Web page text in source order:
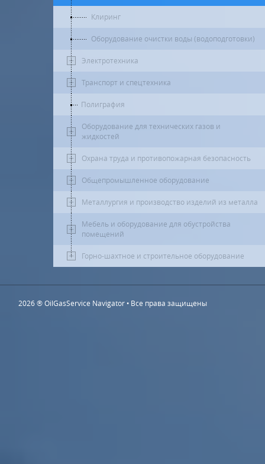
Клиринг
Оборудование очистки воды (водоподготовки)
Электротехника
Транспорт и спецтехника
Полиграфия
Оборудование для технических газов и
жидкостей
Охрана труда и противопожарная безопасность
Общепромышленное оборудование
Металлургия и производство изделий из металла
Мебель и оборудование для обустройства
помещений
Горно-шахтное и строительное оборудование
2026 ® OilGasService Navigator • Все права защищены